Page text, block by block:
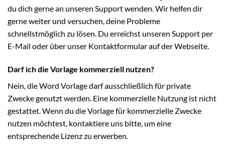
du dich gerne an unseren Support wenden. Wir helfen dir
gerne weiter und versuchen, deine Probleme
schnellstmöglich zu lösen. Du erreichst unseren Support per
E-Mail oder über unser Kontaktformular auf der Webseite.
Darf ich die Vorlage kommerziell nutzen?
Nein, die Word Vorlage darf ausschließlich für private
Zwecke genutzt werden. Eine kommerzielle Nutzung ist nicht
gestattet. Wenn du die Vorlage für kommerzielle Zwecke
nutzen möchtest, kontaktiere uns bitte, um eine
entsprechende Lizenz zu erwerben.